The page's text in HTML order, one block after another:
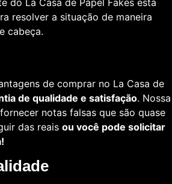
resolver a situação de maneira
cabeça.
de comprar no La Casa de
de qualidade e satisfação. Nossa
notas falsas que são quase
das reais ou você pode solicitar